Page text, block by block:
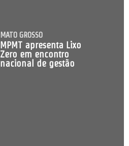
MATO GROSSO
MPMT apresenta Lixo
Zero em encontro
nacional de gestão